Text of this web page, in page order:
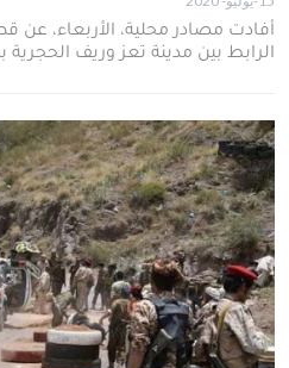
أفادت مصادر محلية، الأربعاء،
الرابط بين مدينة تعز وريف الحجرية